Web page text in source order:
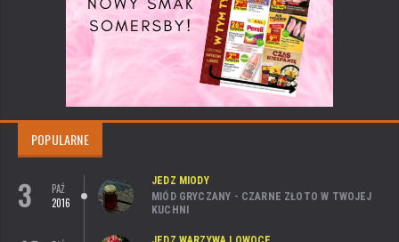
POPULARNE
3
PAŹ
2016
JEDZ MIODY
MIÓD GRYCZANY - CZARNE ZŁOTO W TWOJEJ
KUCHNI